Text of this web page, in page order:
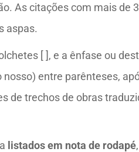
As citações com mais de
aspas.
[ ], e a ênfase ou
entre parênteses,
de trechos de obras
listados em nota de rodapé